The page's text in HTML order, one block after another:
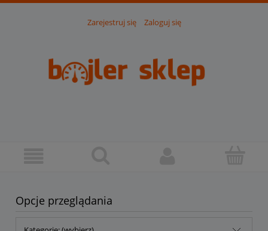
Zarejestruj się Zaloguj się
Opcje przeglądania